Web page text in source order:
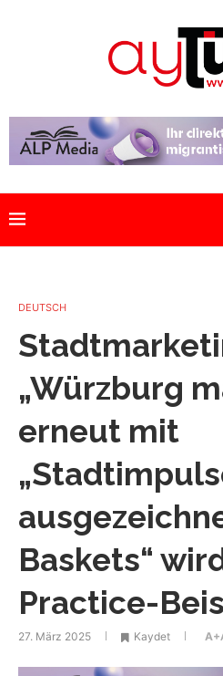
DEUTSCH
„Würzburg
erneut mit
Baskets“
Practice-
27. März 2025 Kaydet A+